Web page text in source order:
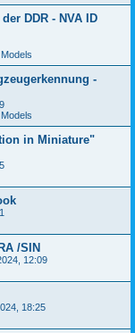
DDR - NVA ID
-
in Miniature"
/SIN
12:09
18:25